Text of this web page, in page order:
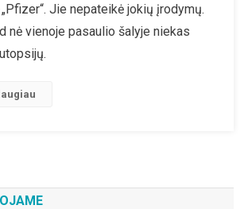
Nebuvo
Jie nepateikė jokių įrodymų.
nė vienoje pasaulio šalyje niekas